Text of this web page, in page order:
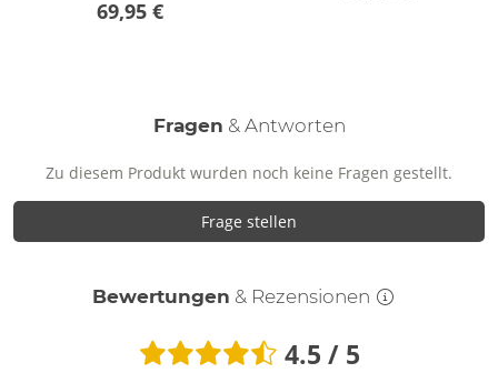
69,95 €
Fragen & Antworten
Zu diesem Produkt wurden noch keine Fragen gestellt.
Frage stellen
Bewertungen & Rezensionen
4.5 / 5